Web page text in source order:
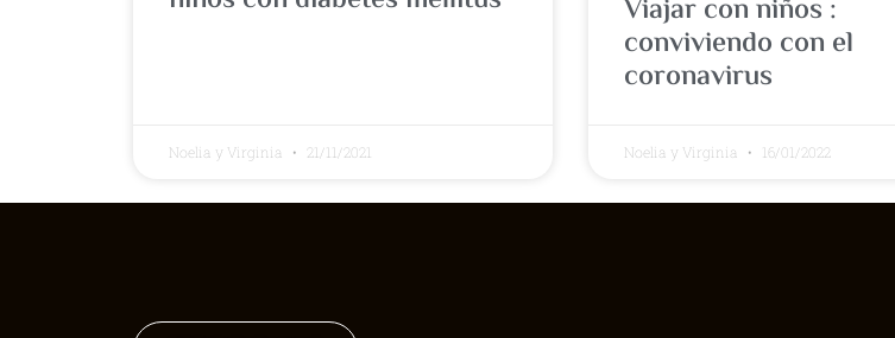
Noelia y Virginia 21/11/2021
Viajar con niños :
conviviendo con el
coronavirus
Noelia y Virginia 16/01/2022